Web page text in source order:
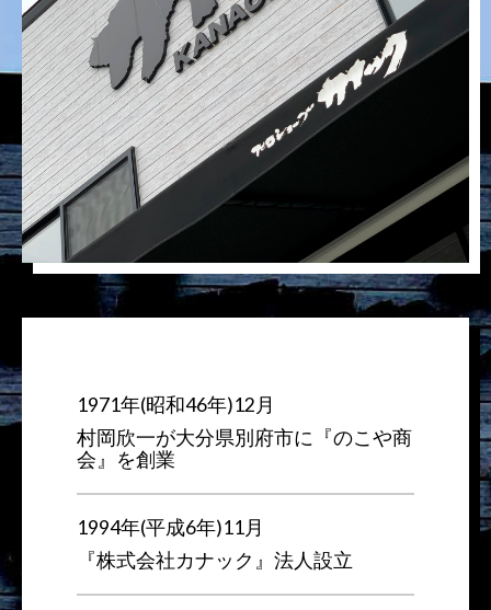
1971年(昭和46年)12月
村岡欣一が大分県別府市に『のこや商
会』を創業
1994年(平成6年)11月
『株式会社カナック』法人設立